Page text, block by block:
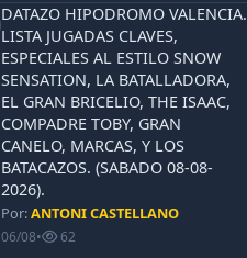
DATAZO HIPODROMO VALENCIA.
LISTA JUGADAS CLAVES,
ESPECIALES AL ESTILO SNOW
SENSATION, LA BATALLADORA,
EL GRAN BRICELIO, THE ISAAC,
COMPADRE TOBY, GRAN
CANELO, MARCAS, Y LOS
BATACAZOS. (SABADO 08-08-
2026).
Por:ANTONI CASTELLANO
06/08• 62